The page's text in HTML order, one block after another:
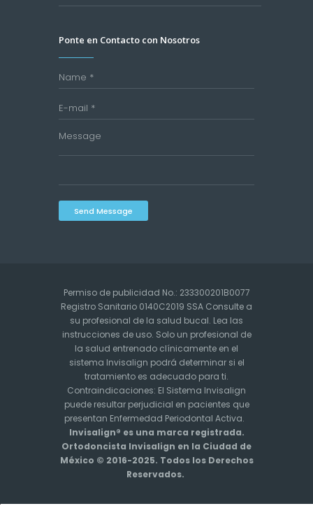
Ponte en Contacto con Nosotros
Send Message
Permiso de publicidad No.: 233300201B0077
Registro Sanitario 0140C2019 SSA Consulte a
su profesional de la salud bucal. Lea las
instrucciones de uso. Solo un profesional de
la salud entrenado clínicamente en el
sistema Invisalign podrá determinar si el
tratamiento es adecuado para ti.
Contraindicaciones: El Sistema Invisalign
puede resultar perjudicial en pacientes que
presentan Enfermedad Periodontal Activa.
Invisalign® es una marca registrada.
Ortodoncista Invisalign en la Ciudad de
México © 2016-2025. Todos los Derechos
Reservados.